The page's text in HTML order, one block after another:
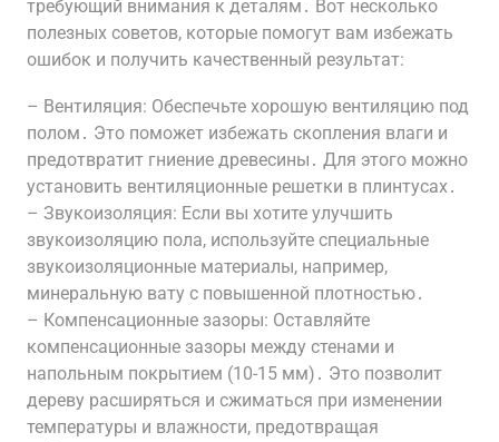
требующий внимания к деталям․ Вот несколько
полезных советов, которые помогут вам избежать
ошибок и получить качественный результат:
– Вентиляция: Обеспечьте хорошую вентиляцию под
полом․ Это поможет избежать скопления влаги и
предотвратит гниение древесины․ Для этого можно
установить вентиляционные решетки в плинтусах․
– Звукоизоляция: Если вы хотите улучшить
звукоизоляцию пола, используйте специальные
звукоизоляционные материалы, например,
минеральную вату с повышенной плотностью․
– Компенсационные зазоры: Оставляйте
компенсационные зазоры между стенами и
напольным покрытием (10-15 мм)․ Это позволит
дереву расширяться и сжиматься при изменении
температуры и влажности, предотвращая